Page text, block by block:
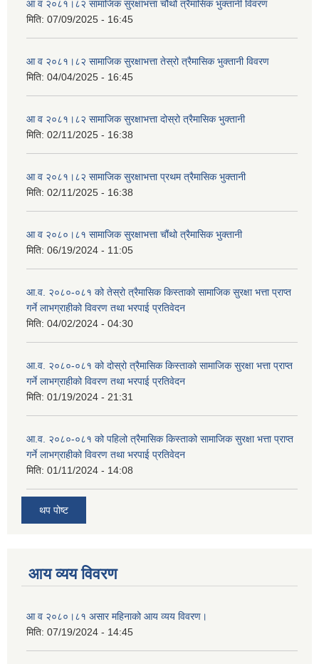
आ व २०८१।८२ सामाजिक सुरक्षाभत्ता चौथो त्रैमासिक भुक्तानी विवरण
मिति: 07/09/2025 - 16:45
आ व २०८१।८२ सामाजिक सुरक्षाभत्ता तेस्रो त्रैमासिक भुक्तानी विवरण
मिति: 04/04/2025 - 16:45
आ व २०८१।८२ सामाजिक सुरक्षाभत्ता दोस्रो त्रैमासिक भुक्तानी
मिति: 02/11/2025 - 16:38
आ व २०८१।८२ सामाजिक सुरक्षाभत्ता प्रथम त्रैमासिक भुक्तानी
मिति: 02/11/2025 - 16:38
आ व २०८०।८१ सामाजिक सुरक्षाभत्ता चौंथो त्रैमासिक भुक्तानी
मिति: 06/19/2024 - 11:05
आ.व. २०८०-०८१ को तेस्रो त्रैमासिक किस्ताको सामाजिक सुरक्षा भत्ता प्राप्त
गर्ने लाभग्राहीको विवरण तथा भरपाई प्रतिवेदन
मिति: 04/02/2024 - 04:30
आ.व. २०८०-०८१ को दोस्रो त्रैमासिक किस्ताको सामाजिक सुरक्षा भत्ता प्राप्त
गर्ने लाभग्राहीको विवरण तथा भरपाई प्रतिवेदन
मिति: 01/19/2024 - 21:31
आ.व. २०८०-०८१ को पहिलो त्रैमासिक किस्ताको सामाजिक सुरक्षा भत्ता प्राप्त
गर्ने लाभग्राहीको विवरण तथा भरपाई प्रतिवेदन
मिति: 01/11/2024 - 14:08
थप पोष्ट
आय व्यय विवरण
आ व २०८०।८१ असार महिनाको आय व्यय विवरण।
मिति: 07/19/2024 - 14:45